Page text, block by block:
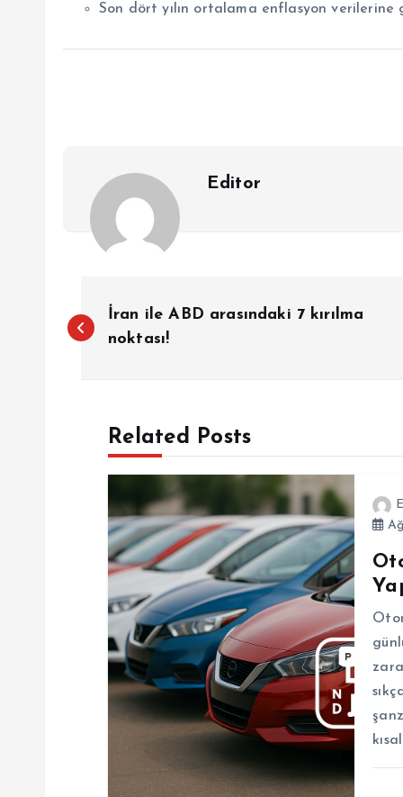
Son dört yılın ortalama enflasyon verilerine
Editor
a
İran ile ABD arasındaki 7 kırılma
noktası!
Related Posts